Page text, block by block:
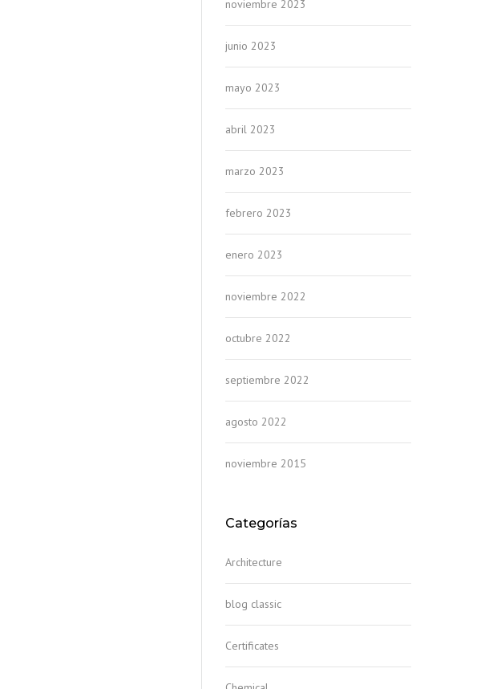
noviembre 2023
junio 2023
mayo 2023
abril 2023
marzo 2023
febrero 2023
enero 2023
noviembre 2022
octubre 2022
septiembre 2022
agosto 2022
noviembre 2015
Categorías
Architecture
blog classic
Certificates